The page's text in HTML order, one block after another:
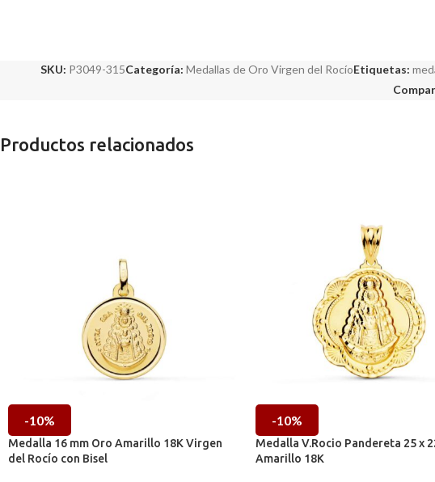
SKU: P3049-315Categoría: Medallas de Oro Virgen del RocíoEtiquetas:
Productos relacionados
-10%
Medalla 16 mm Oro Amarillo 18K Virgen
del Rocío con Bisel
-10%
Medalla V.Rocio Pandereta 25 x
Amarillo 18K